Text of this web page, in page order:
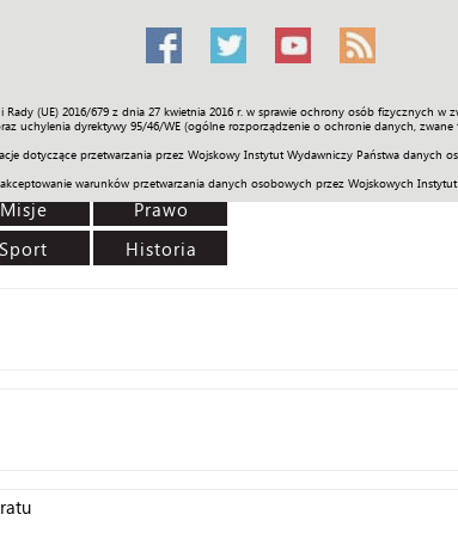
(UE) 2016/679 z dnia 27 kwietnia 2016 r. w sprawie ochrony osób fizycznych
uchylenia dyrektywy 95/46/WE (ogólne rozporządzenie o ochronie danych, zwane
dotyczące przetwarzania przez Wojskowy Instytut Wydawniczy Państwa danych
warunków przetwarzania danych osobowych przez Wojskowych
Społeczność Sport Historia Galerie Wideo
Misje
Prawo
Sport Historia